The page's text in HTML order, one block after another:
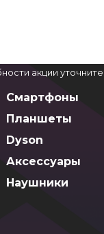
акции
Смартфоны
Планшеты
Dyson
Аксессуары
Наушники